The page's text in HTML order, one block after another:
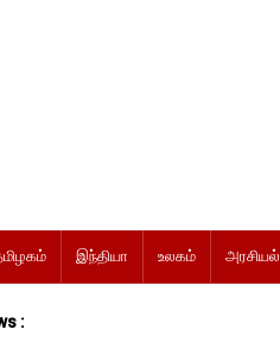
இந்தியா உலகம் அரசியல்
: